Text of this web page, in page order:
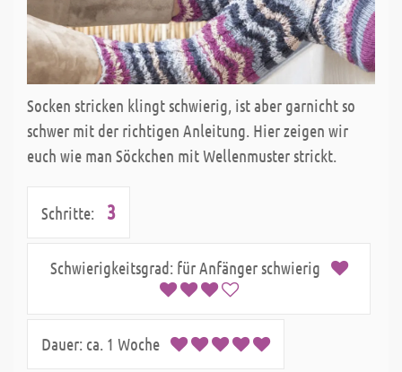
Socken stricken klingt schwierig, ist aber garnicht so
schwer mit der richtigen Anleitung. Hier zeigen wir
euch wie man Söckchen mit Wellenmuster strickt.
Schritte: 3
Schwierigkeitsgrad:für Anfänger schwierig
Dauer: ca. 1 Woche